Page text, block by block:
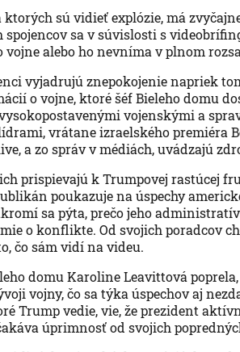
ktorých sú vidieť explózie, má
sa v súvislosti s
vojne alebo ho nevníma v plnom
vyjadrujú znepokojenie napriek
o vojne, ktoré šéf Bieleho domu
vojenskými a
vrátane izraelského premiéra
a zo správ v médiách, uvádzajú
prispievajú k Trumpovej rastúcej
poukazuje na úspechy
sa pýta, prečo jeho
o konflikte. Od svojich poradcov
čo sám vidí na videu.
domu Karoline Leavittová
vojny, čo sa týka úspechov aj
Trump vedie, vie, že prezident
úprimnosť od svojich